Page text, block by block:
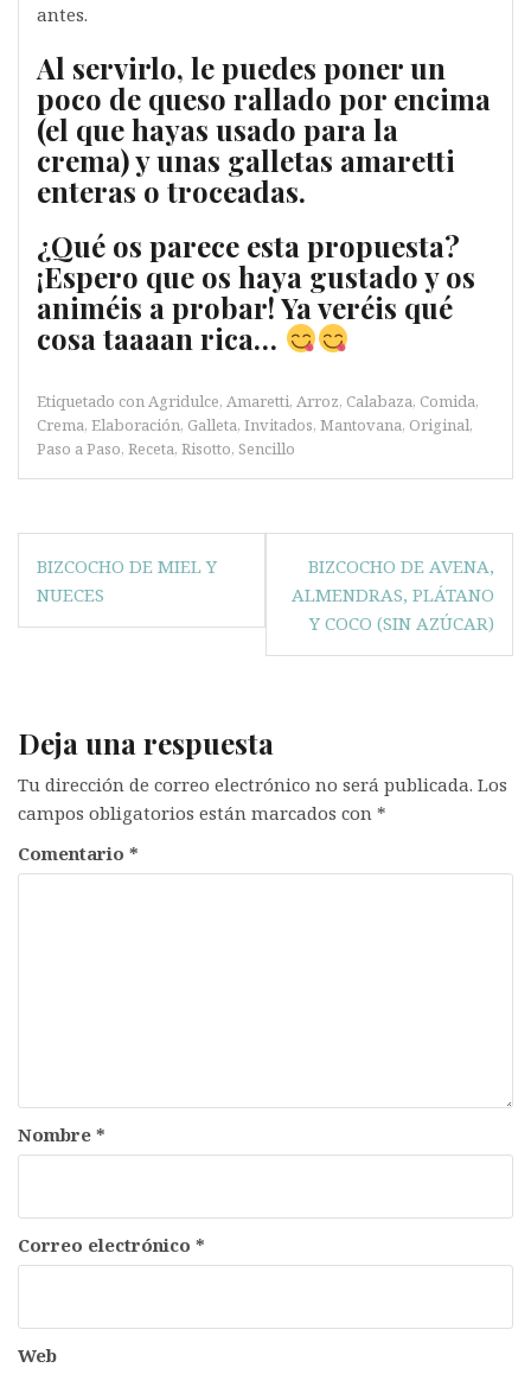
antes.
Al servirlo, le puedes poner un
poco de queso rallado por encima
(el que hayas usado para la
crema) y unas galletas amaretti
enteras o troceadas.
¿Qué os parece esta propuesta?
¡Espero que os haya gustado y os
animéis a probar! Ya veréis qué
cosa taaaan rica…
Etiquetado con Agridulce, Amaretti, Arroz, Calabaza, Comida,
Crema, Elaboración, Galleta, Invitados, Mantovana, Original,
Paso a Paso, Receta, Risotto, Sencillo
Navegación
de
entradas
BIZCOCHO DE MIEL Y
NUECES
BIZCOCHO DE AVENA,
ALMENDRAS, PLÁTANO
Y COCO (SIN AZÚCAR)
Deja una respuesta
Tu dirección de correo electrónico no será publicada. Los
campos obligatorios están marcados con *
Comentario *
Nombre *
Correo electrónico *
Web